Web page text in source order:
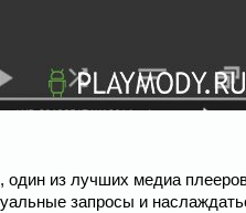
из лучших медиа
запросы и